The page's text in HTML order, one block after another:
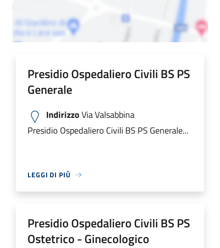
Presidio Ospedaliero Civili BS PS
Generale
IndirizzoVia Valsabbina
Presidio Ospedaliero Civili BS PS Generale...
LEGGI DI PIÙ
Presidio Ospedaliero Civili BS PS
Ostetrico - Ginecologico